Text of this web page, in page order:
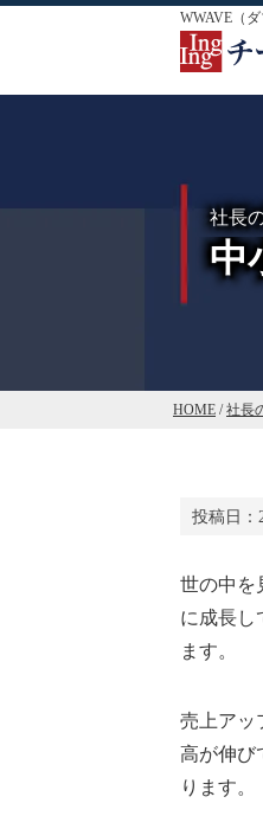
WWAVE（
社長
中
HOME /社長
投稿日：
世の中を
に成長し
ます。
売上アッ
高が伸び
ります。